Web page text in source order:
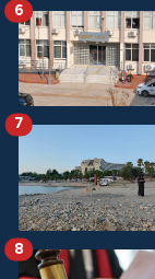
6
7
8